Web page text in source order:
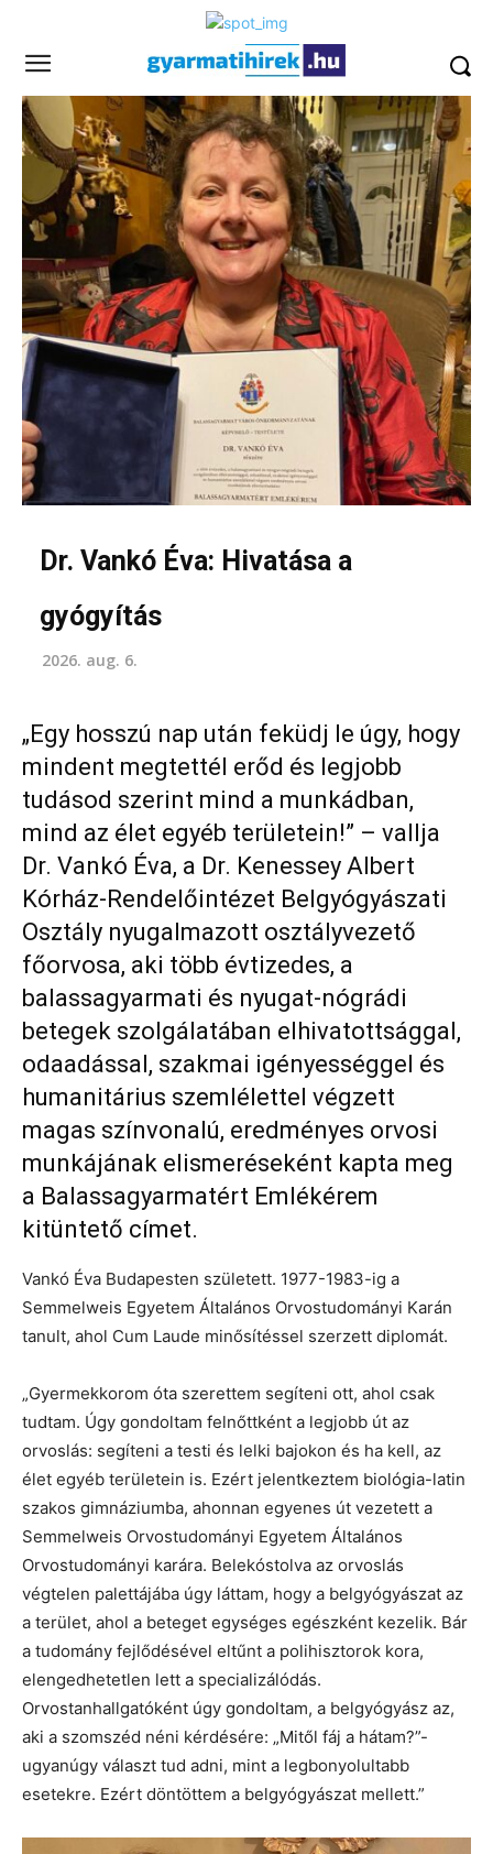
Dr. Vankó Éva: Hivatása a
gyógyítás
2026. aug. 6.
„Egy hosszú nap után feküdj le úgy, hogy
mindent megtettél erőd és legjobb
tudásod szerint mind a munkádban,
mind az élet egyéb területein!” – vallja
Dr. Vankó Éva, a Dr. Kenessey Albert
Kórház-Rendelőintézet Belgyógyászati
Osztály nyugalmazott osztályvezető
főorvosa, aki több évtizedes, a
balassagyarmati és nyugat-nógrádi
betegek szolgálatában elhivatottsággal,
odaadással, szakmai igényességgel és
humanitárius szemlélettel végzett
magas színvonalú, eredményes orvosi
munkájának elismeréseként kapta meg
a Balassagyarmatért Emlékérem
kitüntető címet.
Vankó Éva Budapesten született. 1977-1983-ig a
Semmelweis Egyetem Általános Orvostudományi Karán
tanult, ahol Cum Laude minősítéssel szerzett diplomát.
„Gyermekkorom óta szerettem segíteni ott, ahol csak
tudtam. Úgy gondoltam felnőttként a legjobb út az
orvoslás: segíteni a testi és lelki bajokon és ha kell, az
élet egyéb területein is. Ezért jelentkeztem biológia-latin
szakos gimnáziumba, ahonnan egyenes út vezetett a
Semmelweis Orvostudományi Egyetem Általános
Orvostudományi karára. Belekóstolva az orvoslás
végtelen palettájába úgy láttam, hogy a belgyógyászat az
a terület, ahol a beteget egységes egészként kezelik. Bár
a tudomány fejlődésével eltűnt a polihisztorok kora,
elengedhetetlen lett a specializálódás.
Orvostanhallgatóként úgy gondoltam, a belgyógyász az,
aki a szomszéd néni kérdésére: „Mitől fáj a hátam?”-
ugyanúgy választ tud adni, mint a legbonyolultabb
esetekre. Ezért döntöttem a belgyógyászat mellett.”